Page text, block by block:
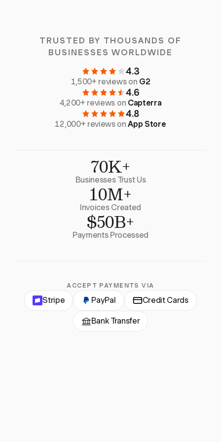
TRUSTED BY THOUSANDS OF
BUSINESSES WORLDWIDE
4.3
1,500+ reviews on G2
4.6
4,200+ reviews on Capterra
4.8
12,000+ reviews onApp Store
70K+
Businesses Trust Us
10M+
Invoices Created
$50B+
Payments Processed
ACCEPT PAYMENTS VIA
Stripe PayPal Credit Cards
Bank Transfer